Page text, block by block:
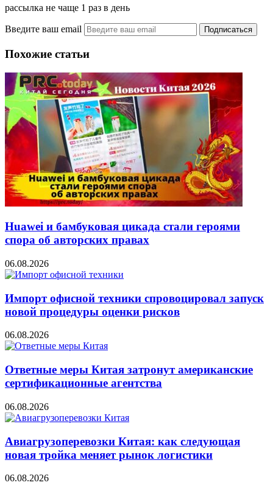
рассылка не чаще 1 раз в день
Введите ваш email
Похожие статьи
Huawei и бамбуковая цикада стали героями
спора об авторских правах
06.08.2026
Импорт офисной техники спровоцировал запуск
новой процедуры оценки рисков
06.08.2026
Ответные меры Китая затронут американские
сертификационные агентства
06.08.2026
Авиагрузоперевозки Китая: как следующая
новая тройка меняет рынок логистики
06.08.2026